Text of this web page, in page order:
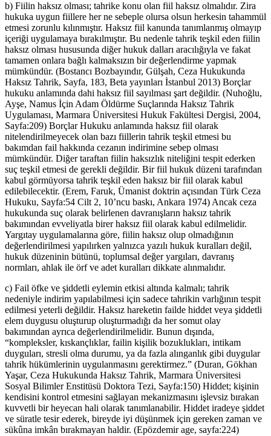
b) Fiilin haksız olması; tahrike konu olan fiil haksız olmalıdır. Zira
hukuka uygun fiillere her ne sebeple olursa olsun herkesin tahammül
etmesi zorunlu kılınmıştır. Haksız fiil kanunda tanımlanmış olmayıp
içeriği uygulamaya bırakılmıştır. Bu nedenle tahrik teşkil eden fiilin
haksız olması hususunda diğer hukuk dalları aracılığıyla ve fakat
tamamen onlara bağlı kalmaksızın bir değerlendirme yapmak
mümkündür. (Bostancı Bozbayındır, Gülşah, Ceza Hukukunda
Haksız Tahrik, Sayfa, 183, Beta yayınları İstanbul 2013) Borçlar
hukuku anlamında dahi haksız fiil sayılması şart değildir. (Nuhoğlu,
Ayşe, Namus İçin Adam Öldürme Suçlarında Haksız Tahrik
Uygulaması, Marmara Üniversitesi Hukuk Fakültesi Dergisi, 2004,
Sayfa:209) Borçlar Hukuku anlamında haksız fiil olarak
nitelendirilmeyecek olan bazı fiillerin tahrik teşkil etmesi bu
bakımdan fail hakkında cezanın indirimine sebep olması
mümkündür. Diğer taraftan fiilin haksızlık niteliğini tespit ederken
suç teşkil etmesi de gerekli değildir. Bir fiil hukuk düzeni tarafından
kabul görmüyorsa tahrik teşkil eden haksız bir fiil olarak kabul
edilebilecektir. (Erem, Faruk, Ümanist doktrin açısından Türk Ceza
Hukuku, Sayfa:54 Cilt 2, 10’ncu baskı, Ankara 1974) Ancak ceza
hukukunda suç olarak belirlenen davranışların haksız tahrik
bakımından evveliyatla birer haksız fiil olarak kabul edilmelidir.
Yargıtay uygulamalarına göre, fiilin haksız olup olmadığının
değerlendirilmesi yapılırken yalnızca yazılı hukuk kuralları değil,
hukuk düzeninin bütünü, toplumsal değer yargıları, davranış
normları, ahlak ile örf ve adet kuralları dikkate alınmalıdır.
c) Fail öfke ve şiddetli eylemin etkisi altında kalmalı; tahrik
nedeniyle indirim yapılabilmesi için sadece tahrikin varlığının tespit
edilmesi yeterli değildir. Haksız hareketin failde hiddet veya şiddetli
elem duygusu oluşturup oluşturmadığı da her somut olay
bakımından ayrıca değerlendirilmelidir. Bunun dışında,
“kompleksler, kıskançlıklar, failin kişilik bozuklukları, intikam
duyguları, stresli olma durumu, ya da fazla alınganlık gibi duygular
tahrik hükümlerinin uygulanmasını gerektirmez.” (Duran, Gökhan
Yaşar, Ceza Hukukunda Haksız Tahrik, Marmara Üniversitesi
Sosyal Bilimler Enstitüsü Doktora Tezi, Sayfa:150) Hiddet; kişinin
kendisini kontrol etmesini sağlayan mekanizmasını işlevsiz bırakan
kuvvetli bir heyecan hali olarak tanımlanabilir. Hiddet iradeye şiddet
ve süratle tesir ederek, bireyde iyi düşünmek için gereken zaman ve
sükûna imkân bırakmayan haldir. (Epözdemir age, sayfa:224)